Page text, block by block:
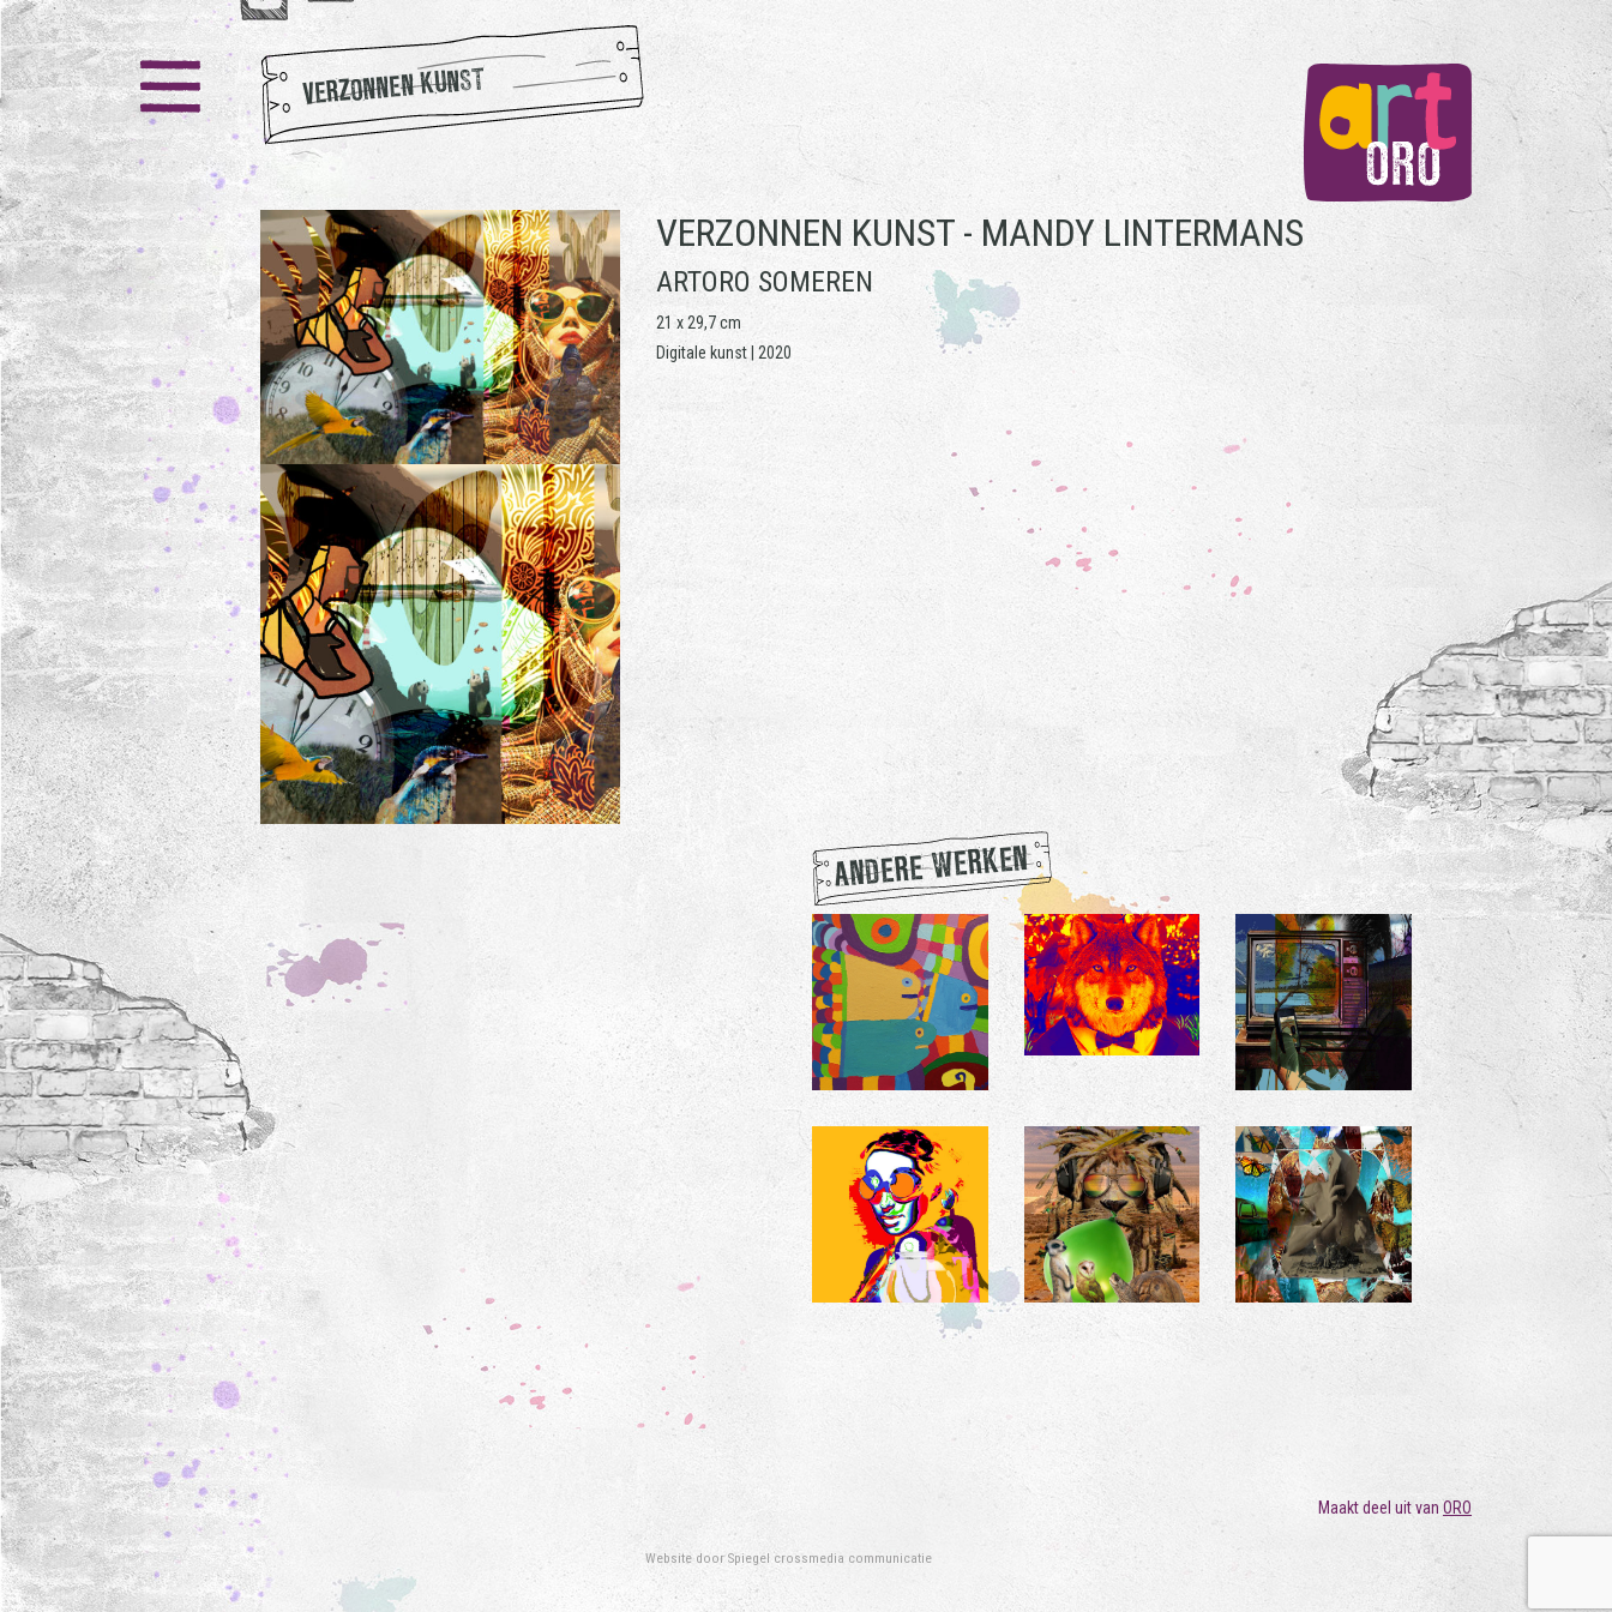
VERZONNEN KUNST
VERZONNEN KUNST - MANDY LINTERMANS
ARTORO SOMEREN
21 x 29,7 cm
Digitale kunst | 2020
ANDERE WERKEN
Maakt deel uit van ORO
Website doorSpiegel crossmedia communicatie